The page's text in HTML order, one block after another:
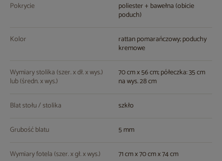
Pokrycie poliester + bawełna (obicie
poduch)
Kolor rattan pomarańczowy; poduchy
kremowe
Wymiary stolika (szer. x dł. x wys.)
lub (średn. x wys.)
70 cm x 56 cm; półeczka: 35 cm
na wys. 28 cm
Blat stołu / stolika szkło
Grubość blatu 5 mm
Wymiary fotela (szer. x gł. x wys.) 71 cm x 70 cm x 74 cm